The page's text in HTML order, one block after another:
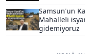
Samsun'un
Mahalleli
gidemiyoruz